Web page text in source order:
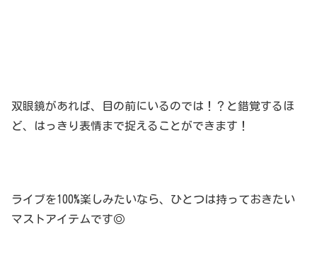
双眼鏡があれば、目の前にいるのでは！？と錯覚するほ
ど、はっきり表情まで捉えることができます！
ライブを100%楽しみたいなら、ひとつは持っておきたい
マストアイテムです◎